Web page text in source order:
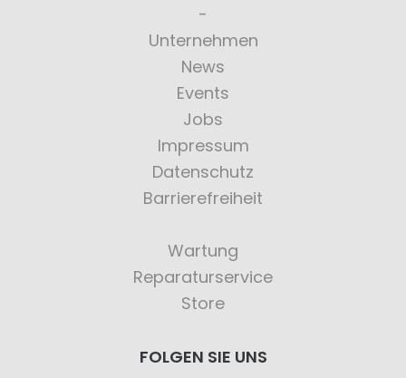
Unternehmen
News
Events
Jobs
Impressum
Datenschutz
Barrierefreiheit
Wartung
Reparaturservice
Store
FOLGEN SIE UNS